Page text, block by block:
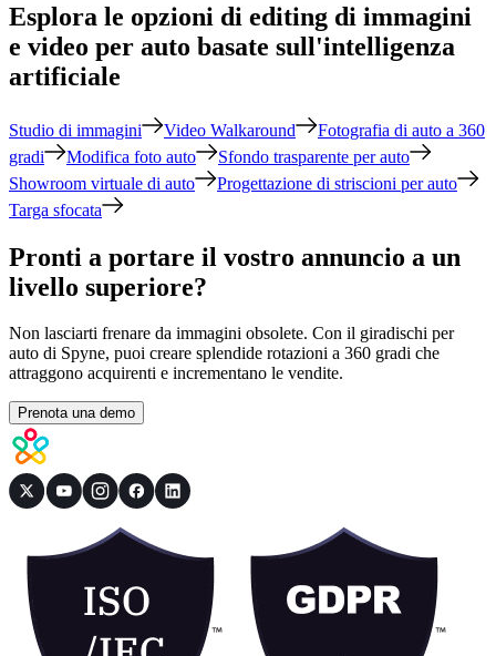
Esplora le opzioni di editing di immagini
e video per auto basate sull'intelligenza
artificiale
Studio di immagini Video Walkaround
Fotografia di auto a 360
gradi
Modifica foto auto
Sfondo trasparente per auto
Showroom virtuale di auto
Progettazione di striscioni per auto
Targa sfocata
Pronti a portare il vostro annuncio a un
livello superiore?
Non lasciarti frenare da immagini obsolete. Con il giradischi per
auto di Spyne, puoi creare splendide rotazioni a 360 gradi che
attraggono acquirenti e incrementano le vendite.
Prenota una demo